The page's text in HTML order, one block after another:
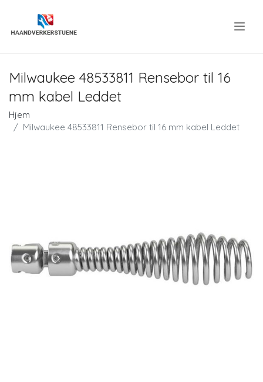
Milwaukee 48533811 Rensebor til 16
mm kabel Leddet
Hjem
Milwaukee 48533811 Rensebor til 16 mm kabel Leddet